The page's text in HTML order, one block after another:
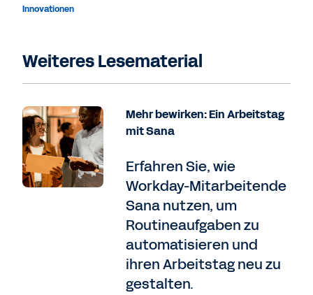
Innovationen
Weiteres Lesematerial
Mehr bewirken: Ein Arbeitstag
mit Sana
Erfahren Sie, wie
Workday-Mitarbeitende
Sana nutzen, um
Routineaufgaben zu
automatisieren und
ihren Arbeitstag neu zu
gestalten.